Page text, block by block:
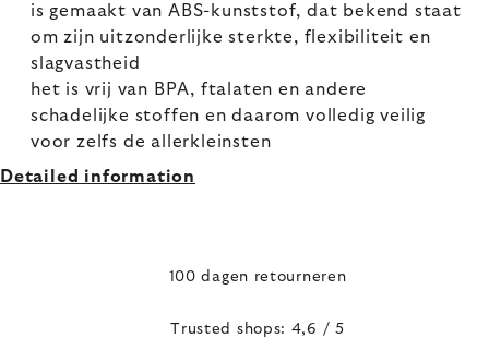
is gemaakt van ABS-kunststof, dat bekend staat
om zijn uitzonderlijke sterkte, flexibiliteit en
slagvastheid
het is vrij van BPA, ftalaten en andere
schadelijke stoffen en daarom volledig veilig
voor zelfs de allerkleinsten
Detailed information
100 dagen retourneren
Trusted shops: 4,6 / 5